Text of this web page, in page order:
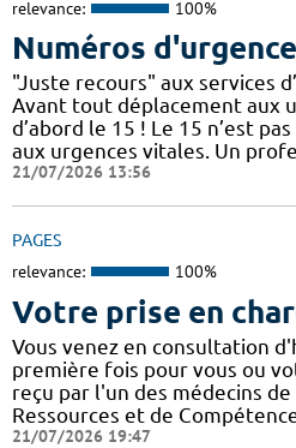
relevance: 100%
Numéros d'urgence
"Juste recours" aux services
Avant tout déplacement aux
d’abord le 15 ! Le 15 n’est
aux urgences vitales. Un
21/07/2026 13:56
PAGES
relevance: 100%
Votre prise en
Vous venez en consultation
première fois pour vous ou
reçu par l'un des médecins
Ressources et de
21/07/2026 19:47